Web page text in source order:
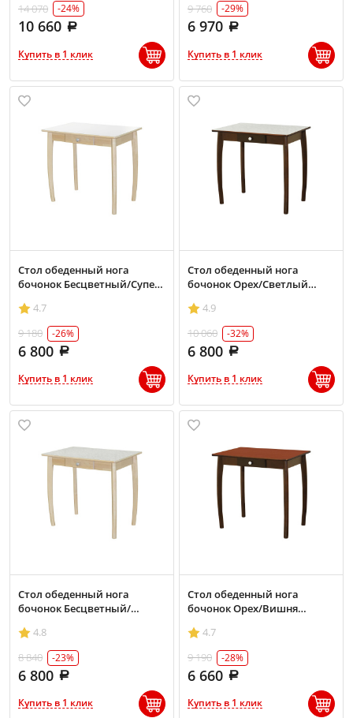
14 070
-24%
10 660
Купить в 1 клик
9 760
-29%
6 970
Купить в 1 клик
Стол обеденный нога
бочонок Бесцветный/Супер
4.7
9 180
-26%
6 800
Купить в 1 клик
Стол обеденный нога
бочонок Орех/Светлый
4.9
10 060
-32%
6 800
Купить в 1 клик
Стол обеденный нога
бочонок Бесцветный/
4.8
8 840
-23%
6 800
Купить в 1 клик
Стол обеденный нога
бочонок Орех/Вишня
4.7
9 190
-28%
6 660
Купить в 1 клик